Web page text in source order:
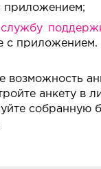
приложением;
службу
с приложением.
возможность
анкету в
собранную